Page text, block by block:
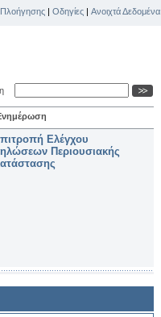
| Οδηγίες | Ανοιχτά Δεδομένα
Ελέγχου
Περιουσιακής